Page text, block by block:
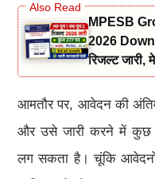
MPESB
2026
रिजल्ट
लिस्ट एवं
आमतौर पर, आवेदन की
और उसे जारी करने में कुछ
लग सकता है। चूंकि आवेदनों